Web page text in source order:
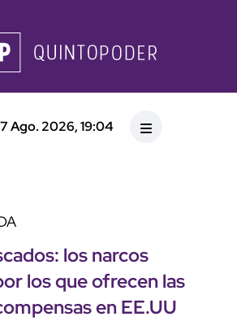
7 Ago. 2026, 19:04
los narcos
los que ofrecen las
en EE.UU